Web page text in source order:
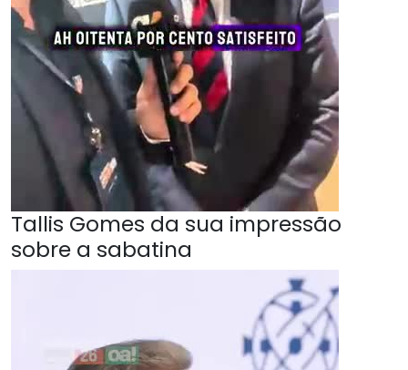
Tallis Gomes da sua impressão
sobre a sabatina